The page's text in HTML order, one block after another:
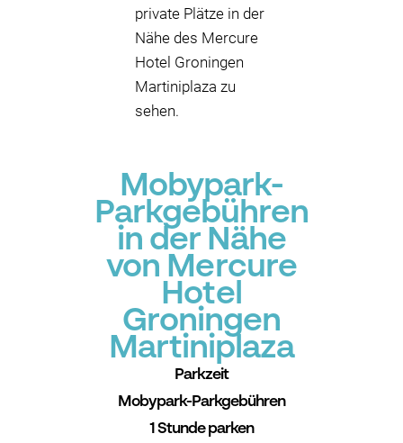
private Plätze in der
Nähe des Mercure
Hotel Groningen
Martiniplaza zu
sehen.
Mobypark-
Parkgebühren
in der Nähe
von Mercure
Hotel
Groningen
Martiniplaza
Parkzeit
Mobypark-Parkgebühren
1 Stunde parken